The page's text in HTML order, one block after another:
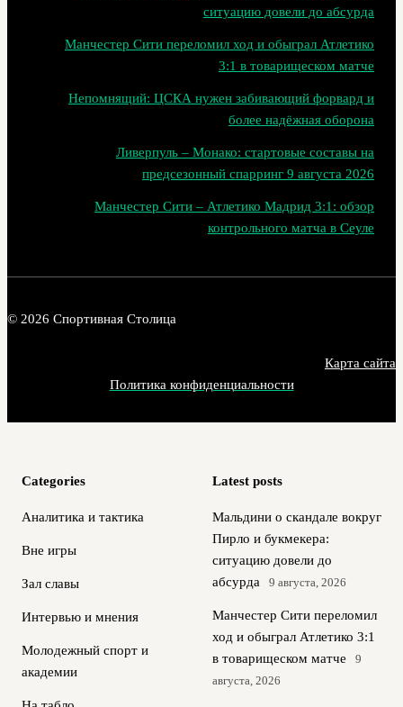
ситуацию довели до абсурда
Манчестер Сити переломил ход и обыграл Атлетико
3:1 в товарищеском матче
Непомнящий: ЦСКА нужен забивающий форвард и
более надёжная оборона
Ливерпуль – Монако: стартовые составы на
предсезонный спарринг 9 августа 2026
Манчестер Сити – Атлетико Мадрид 3:1: обзор
контрольного матча в Сеуле
© 2026 Спортивная Столица
Карта сайта
Политика конфиденциальности
Categories
Аналитика и тактика
Вне игры
Зал славы
Интервью и мнения
Молодежный спорт и
академии
Latest posts
Мальдини о скандале вокруг
Пирло и букмекера:
ситуацию довели до
абсурда
9 августа, 2026
Манчестер Сити переломил
ход и обыграл Атлетико 3:1
в товарищеском матче
9
августа, 2026